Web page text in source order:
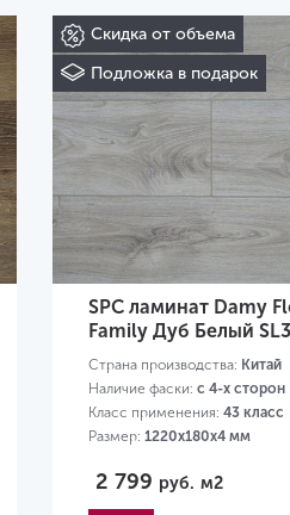
Скидка от объема
Подложка в подарок
SPC ламинат Damy
Family Дуб Белый
Страна производства: Китай
Наличие фаски: с 4-х сторон
Класс применения: 43 класс
Размер: 1220х180х4 мм
2 799 руб. м2